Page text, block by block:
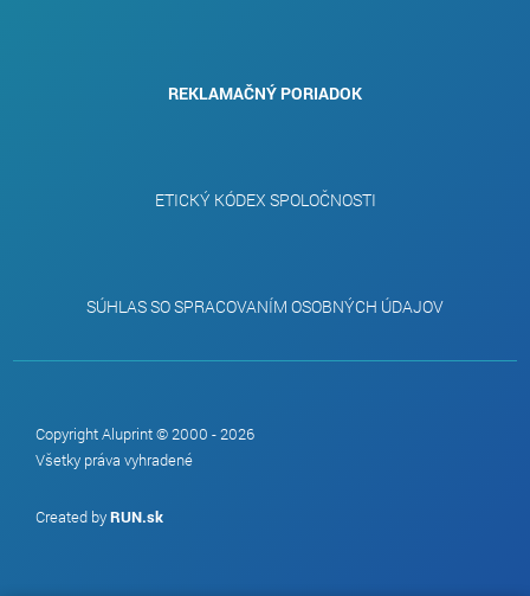
REKLAMAČNÝ PORIADOK
ETICKÝ KÓDEX SPOLOČNOSTI
SÚHLAS SO SPRACOVANÍM OSOBNÝCH ÚDAJOV
Copyright Aluprint © 2000 - 2026
Všetky práva vyhradené
Created byRUN.sk